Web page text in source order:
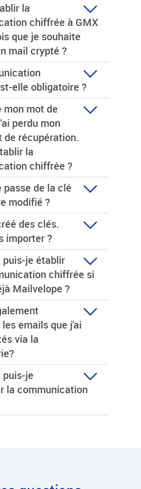
la
chiffrée à GMX
que je souhaite
mail crypté ?
elle obligatoire ?
mon mot de
perdu mon
de récupération.
la
chiffrée ?
passe de la clé
modifié ?
des clés.
importer ?
puis-je établir
chiffrée si
Mailvelope ?
emails que j'ai
via la
puis-je
la communication